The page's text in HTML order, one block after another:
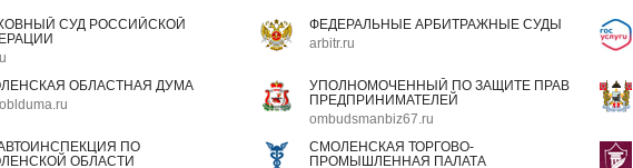
СУД РОССИЙСКОЙ
ФЕДЕРАЛЬНЫЕ АРБИТРАЖНЫЕ СУДЫ
arbitr.ru
ОБЛАСТНАЯ ДУМА
УПОЛНОМОЧЕННЫЙ ПО ЗАЩИТЕ ПРАВ
ПРЕДПРИНИМАТЕЛЕЙ
ombudsmanbiz67.ru
ПО
ОБЛАСТИ
СМОЛЕНСКАЯ ТОРГОВО-
ПРОМЫШЛЕННАЯ ПАЛАТА